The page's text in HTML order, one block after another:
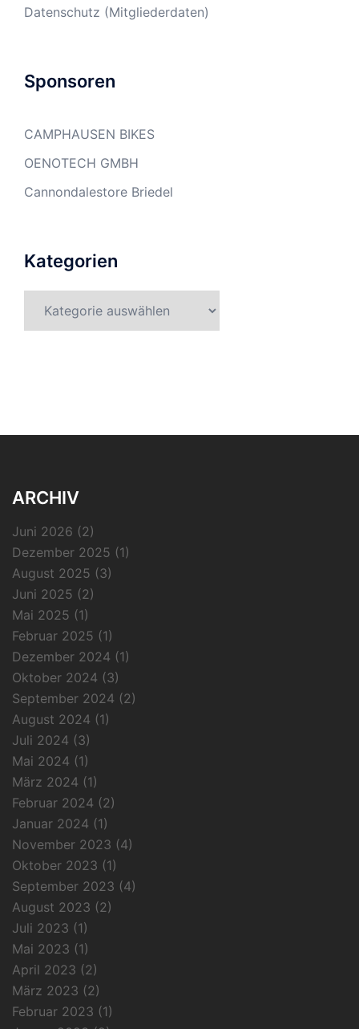
Datenschutz (Mitgliederdaten)
Sponsoren
CAMPHAUSEN BIKES
OENOTECH GMBH
Cannondalestore Briedel
Kategorien
ARCHIV
Juni 2026 (2)
Dezember 2025 (1)
August 2025 (3)
Juni 2025 (2)
Mai 2025 (1)
Februar 2025 (1)
Dezember 2024 (1)
Oktober 2024 (3)
September 2024 (2)
August 2024 (1)
Juli 2024 (3)
Mai 2024 (1)
März 2024 (1)
Februar 2024 (2)
Januar 2024 (1)
November 2023 (4)
Oktober 2023 (1)
September 2023 (4)
August 2023 (2)
Juli 2023 (1)
Mai 2023 (1)
April 2023 (2)
März 2023 (2)
Februar 2023 (1)